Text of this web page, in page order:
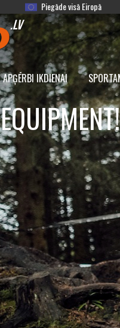
Piegāde visā Eiropā
APĢĒRBI IKDIENAI